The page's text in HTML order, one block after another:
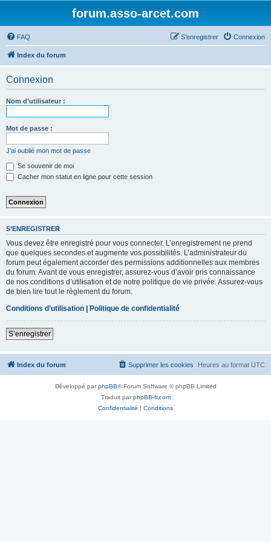
forum.asso-arcet.com
FAQ Connexion
S’enregistrer
Index du forum
Connexion
Nom d’utilisateur :
Mot de passe :
J’ai oublié mon mot de passe
Se souvenir de moi
Cacher mon statut en ligne pour cette session
S’ENREGISTRER
Vous devez être enregistré pour vous connecter. L’enregistrement ne prend
que quelques secondes et augmente vos possibilités. L’administrateur du
forum peut également accorder des permissions additionnelles aux membres
du forum. Avant de vous enregistrer, assurez-vous d’avoir pris connaissance
de nos conditions d’utilisation et de notre politique de vie privée. Assurez-vous
de bien lire tout le règlement du forum.
Conditions d’utilisation | Politique de confidentialité
S’enregistrer
Index du forum Heures au format UTC
Supprimer les cookies
Développé parphpBB® Forum Software © phpBB Limited
Traduit parphpBB-fr.com
Confidentialité | Conditions